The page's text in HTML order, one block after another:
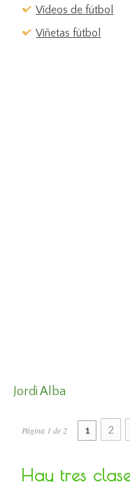
Vídeos de fútbol
Viñetas fútbol
Jordi Alba
Página 1 de 2 1 2
Hay tres